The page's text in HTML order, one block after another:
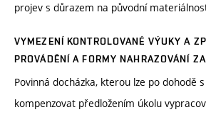
projev s důrazem na původní
VYMEZENÍ KONTROLOVANÉ VÝUKY A
PROVÁDĚNÍ A FORMY NAHRAZOVÁNÍ
Povinná docházka, kterou lze po dohodě
kompenzovat předložením úkolu